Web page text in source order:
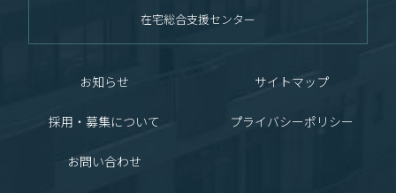
在宅総合支援センター
お知らせ サイトマップ
採用・募集について プライバシーポリシー
お問い合わせ